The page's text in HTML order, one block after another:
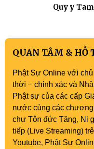
Quy y
QUAN TÂM & HỖ
Phật Sự Online với
thời – chính xác và
Phật sự của các cấp
nước cùng các chương
chư Tôn đức Tăng, Ni
tiếp (Live Streaming)
Youtube, Phật Sự